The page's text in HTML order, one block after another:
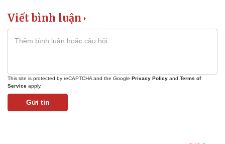
Viết bình luận
This site is protected by reCAPTCHA and the Google Privacy Policy and Terms of
Service apply.
Gửi tin